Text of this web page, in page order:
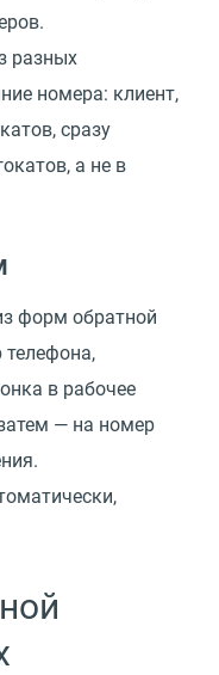
разных
номера: клиент,
сразу
а не в
форм обратной
телефона,
в рабочее
— на номер